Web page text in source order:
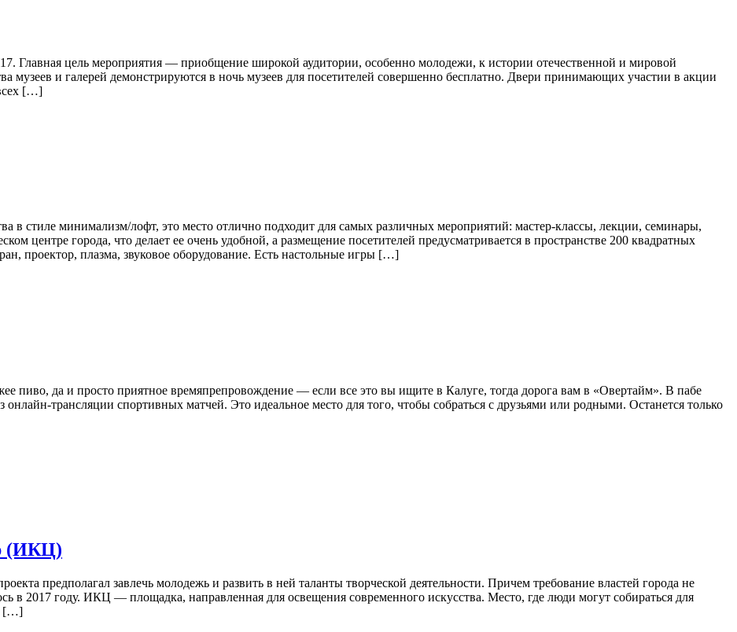
Главная цель мероприятия — приобщение широкой аудитории, особенно молодежи, к истории отечественной и мировой
музеев и галерей демонстрируются в ночь музеев для посетителей совершенно бесплатно. Двери принимающих участии в акции
[…]
в стиле минимализм/лофт, это место отлично подходит для самых различных мероприятий: мастер-классы, лекции, семинары,
центре города, что делает ее очень удобной, а размещение посетителей предусматривается в пространстве 200 квадратных
проектор, плазма, звуковое оборудование. Есть настольные игры […]
пиво, да и просто приятное времяпрепровождение — если все это вы ищите в Калуге, тогда дорога вам в «Овертайм». В пабе
онлайн-трансляции спортивных матчей. Это идеальное место для того, чтобы собраться с друзьями или родными. Останется только
(ИКЦ)
предполагал завлечь молодежь и развить в ней таланты творческой деятельности. Причем требование властей города не
в 2017 году. ИКЦ — площадка, направленная для освещения современного искусства. Место, где люди могут собираться для
[…]